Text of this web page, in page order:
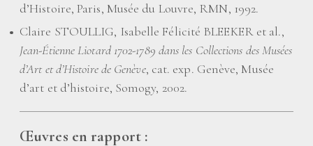
d’Histoire, Paris, Musée du Louvre, RMN, 1992.
Claire STOULLIG, Isabelle Félicité BLEEKER et al.,
Jean-Étienne Liotard 1702-1789 dans les Collections des Musées
d’Art et d’Histoire de Genève, cat. exp. Genève, Musée
d’art et d’histoire, Somogy, 2002.
Œuvres en rapport :